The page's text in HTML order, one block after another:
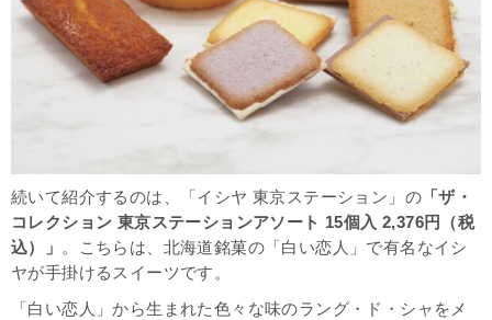
続いて紹介するのは、「イシヤ 東京ステーション」の 「ザ・
コレクション 東京ステーションアソート 15個入 2,376円（税
込）」 。こちらは、北海道銘菓の「白い恋人」で有名なイシ
ヤが手掛けるスイーツです。
「白い恋人」から生まれた色々な味のラング・ド・シャをメ